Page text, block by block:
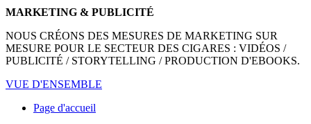
MARKETING & PUBLICITÉ
NOUS CRÉONS DES MESURES DE MARKETING SUR
MESURE POUR LE SECTEUR DES CIGARES : VIDÉOS /
PUBLICITÉ / STORYTELLING / PRODUCTION D'EBOOKS.
VUE D'ENSEMBLE
Page d'accueil